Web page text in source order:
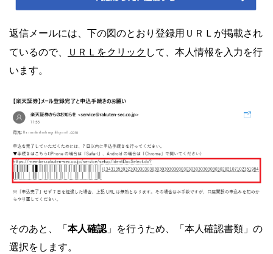
返信メールには、下の図のとおり登録用ＵＲＬが掲載され
ているので、
ＵＲＬをクリック して、本人情報を入力を行
います。
そのあと、 「 本人確認」を行うため、「本人確認書類」の
選択をします。